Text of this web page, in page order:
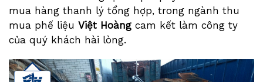
mua hàng thanh lý tổng hợp, trong ngành thu
mua phế liệu Việt Hoàng cam kết làm công ty
của quý khách hài lòng.